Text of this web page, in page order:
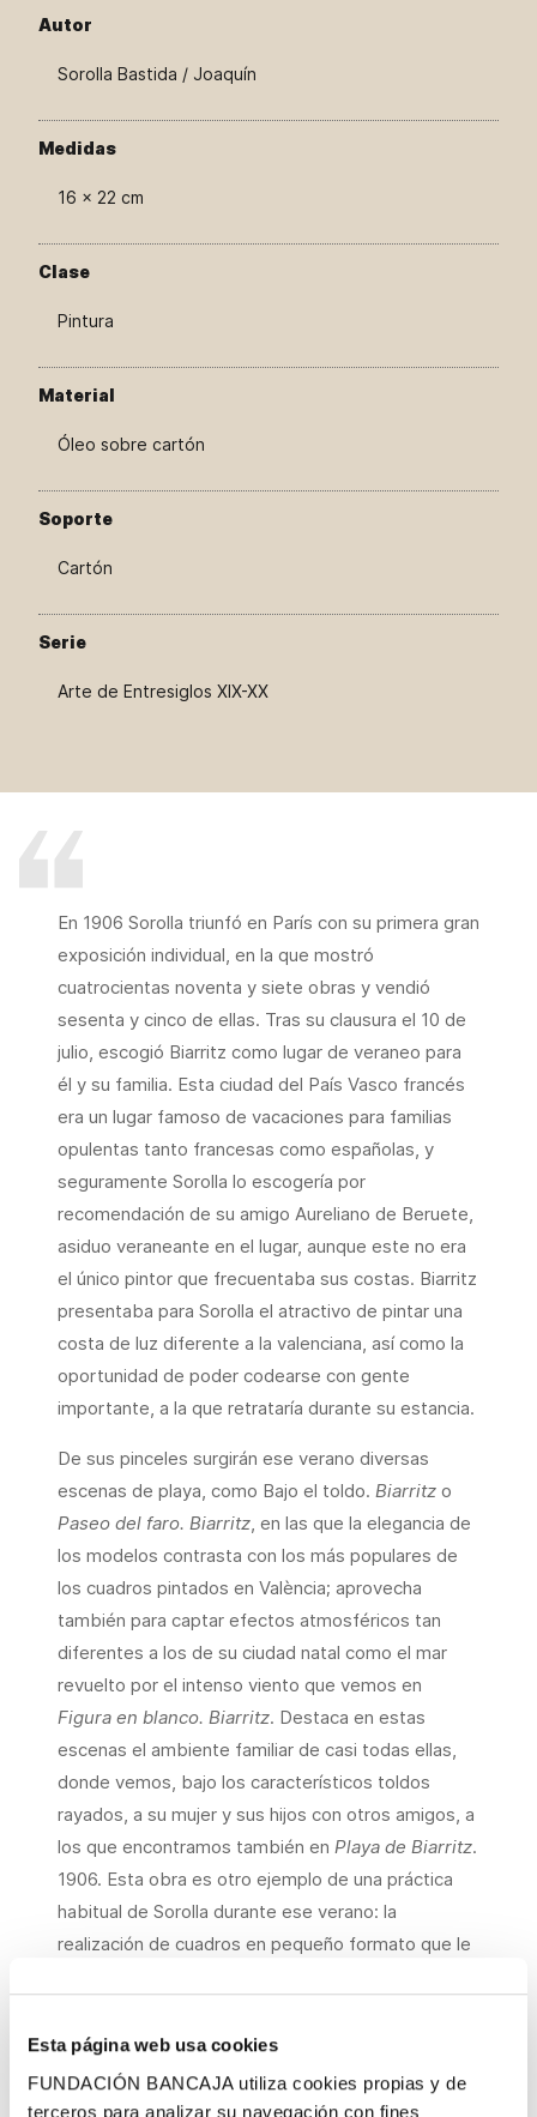
Esta página web usa cookies
FUNDACIÓN BANCAJA utiliza cookies propias y de
terceros para analizar su navegación con fines
Autor
Sorolla Bastida / Joaquín
Medidas
16 × 22 cm
Clase
Pintura
Material
Óleo sobre cartón
Soporte
Cartón
Serie
Arte de Entresiglos XIX-XX
En 1906 Sorolla triunfó en París con su primera gran
exposición individual, en la que mostró
cuatrocientas noventa y siete obras y vendió
sesenta y cinco de ellas. Tras su clausura el 10 de
julio, escogió Biarritz como lugar de veraneo para
él y su familia. Esta ciudad del País Vasco francés
era un lugar famoso de vacaciones para familias
opulentas tanto francesas como españolas, y
seguramente Sorolla lo escogería por
recomendación de su amigo Aureliano de Beruete,
asiduo veraneante en el lugar, aunque este no era
el único pintor que frecuentaba sus costas. Biarritz
presentaba para Sorolla el atractivo de pintar una
costa de luz diferente a la valenciana, así como la
oportunidad de poder codearse con gente
importante, a la que retrataría durante su estancia.
De sus pinceles surgirán ese verano diversas
escenas de playa, como Bajo el toldo. Biarritz o
Paseo del faro. Biarritz , en las que la elegancia de
los modelos contrasta con los más populares de
los cuadros pintados en València; aprovecha
también para captar efectos atmosféricos tan
diferentes a los de su ciudad natal como el mar
revuelto por el intenso viento que vemos en
Figura en blanco. Biarritz. Destaca en estas
escenas el ambiente familiar de casi todas ellas,
donde vemos, bajo los característicos toldos
rayados, a su mujer y sus hijos con otros amigos, a
los que encontramos también en Playa de Biarritz.
1906. Esta obra es otro ejemplo de una práctica
habitual de Sorolla durante ese verano: la
realización de cuadros en pequeño formato que le
Esta forma de pintar durante la estancia de Sorolla
en Biarritz fue relatada por Mauricio López